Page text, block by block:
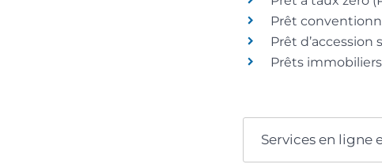
Prêt
Prêt d’accession
Prêts
Services en ligne